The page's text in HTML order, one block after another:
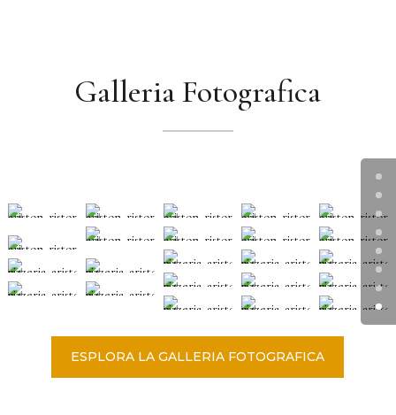
Galleria Fotografica
ESPLORA LA GALLERIA FOTOGRAFICA